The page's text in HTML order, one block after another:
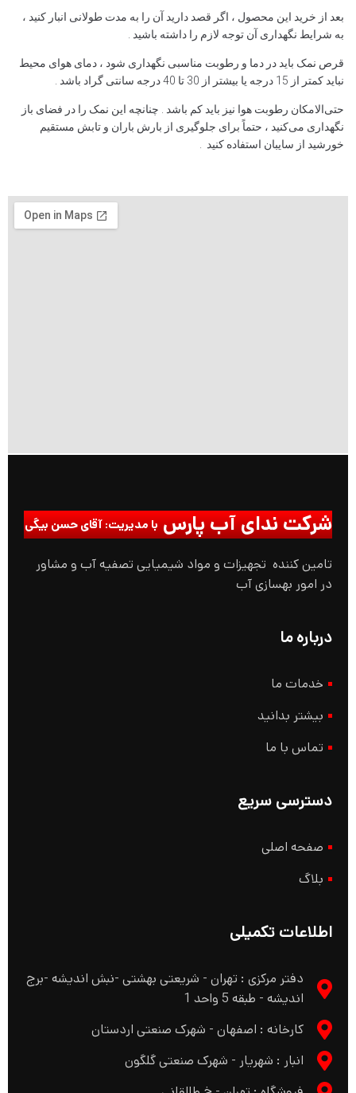
بعد از خرید این محصول ، اگر قصد دارید آن را به مدت طولانی انبار کنید ،
به شرایط نگهداری آن توجه لازم را داشته باشید .
قرص نمک باید در دما و رطوبت مناسبی نگهداری شود ، دمای هوای محیط
نباید کمتر از 15 درجه یا بیشتر از 30 تا 40 درجه سانتی گراد باشد .
حتی‌الامکان رطوبت هوا نیز باید کم باشد . چنانچه این نمک را در فضای باز
نگهداری می‌کنید ، حتماً برای جلوگیری از بارش باران و تابش مستقیم
خورشید از سایبان استفاده کنید .
شرکت ندای آب پارس با مدیریت: آقای حسن بیگی
تامین کننده تجهیزات و مواد شیمیایی تصفیه آب و مشاور
در امور بهسازی آب
درباره ما
خدمات ما
بیشتر بدانید
تماس با ما
دسترسی سریع
صفحه اصلی
بلاگ
اطلاعات تکمیلی
دفتر مرکزی : تهران - شریعتی بهشتی -نبش اندیشه -برج
اندیشه - طبقه 5 واحد 1
کارخانه : اصفهان - شهرک صنعتی اردستان
انبار : شهریار - شهرک صنعتی گلگون